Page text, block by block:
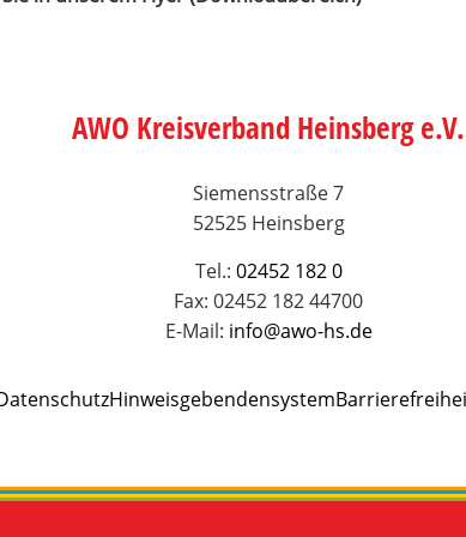
AWO Kreisverband Heinsberg e.V.
Siemensstraße 7
52525 Heinsberg
Tel.: 02452 182 0
Fax: 02452 182 44700
E-Mail: info@awo-hs.de
Hinweisgebendensystem